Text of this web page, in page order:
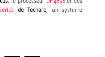
de Tecnare, un système